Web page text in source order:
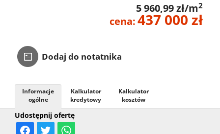
Kontakt
5 960,99 zł/m2
cena:437 000 zł
Dodaj do notatnika
Udostępnij ofertę
Informacje
ogólne
Kalkulator
kredytowy
Kalkulator
kosztów